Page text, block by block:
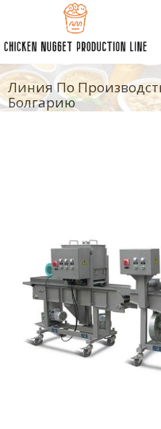
содержанию
Линия По
Болгарию